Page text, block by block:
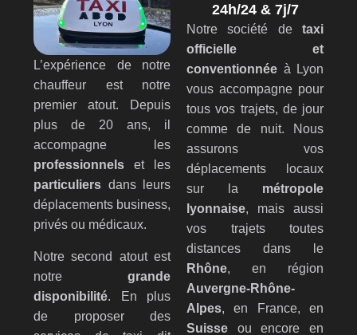
L’expérience de notre
chauffeur est notre
premier atout. Depuis
plus de 20 ans, il
accompagne les
professionnels et les
particuliers dans leurs
déplacements business,
privés ou médicaux.
Notre second atout est
notre grande
disponibilité. En plus
de proposer des
24h/24 & 7j/7
Notre société de taxi
officielle et
conventionnée à Lyon
vous accompagne pour
tous vos trajets, de jour
comme de nuit. Nous
assurons vos
déplacements locaux
sur la métropole
lyonnaise, mais aussi
vos trajets toutes
distances dans le
Rhône, en région
Auvergne-Rhône-
Alpes, en France, en
Suisse ou encore en